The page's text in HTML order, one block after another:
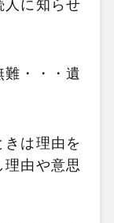
に知らせ
・・・遺
は理由を
理由や意思